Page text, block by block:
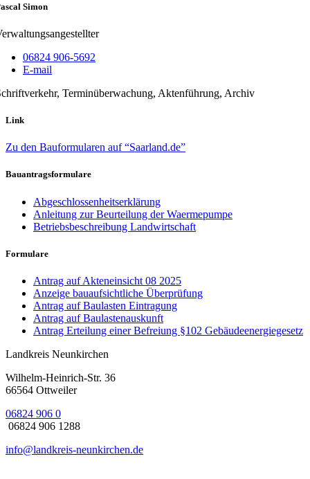
Simon
06824 906-5692
E-mail
Terminüberwachung, Aktenführung, Archiv
Link
Zu den Bauformularen auf “Saarland.de”
Bauantragsformulare
Abgeschlossenheitserklärung
Anleitung zur Beurteilung der Waermepumpe
Betriebsbeschreibung Landwirtschaft
Formulare
Antrag auf Akteneinsicht 08 2025
Anzeige bauaufsichtliche Überprüfung
Antrag auf Baulasten Eintragung
Antrag auf Baulastenauskunft
Antrag Erteilung einer Befreiung §102 Gebäudeenergiegesetz
Landkreis Neunkirchen
Wilhelm-Heinrich-Str. 36
66564 Ottweiler
06824 906 0
06824 906 1288
info@landkreis-neunkirchen.de